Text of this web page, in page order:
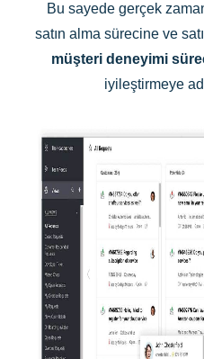
Bu sayede gerçek
satın alma sürecine ve
müşteri deneyimi
iyileştirmeye